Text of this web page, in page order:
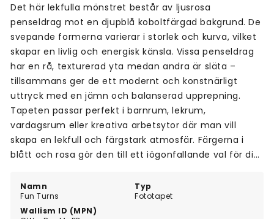
Namn
Fun Turns
Typ
Fototapet
Wallism ID (MPN)
Det här lekfulla mönstret består av ljusrosa
penseldrag mot en djupblå koboltfärgad bakgrund. De
svepande formerna varierar i storlek och kurva, vilket
skapar en livlig och energisk känsla. Vissa penseldrag
har en rå, texturerad yta medan andra är släta –
tillsammans ger de ett modernt och konstnärligt
uttryck med en jämn och balanserad upprepning.
Tapeten passar perfekt i barnrum, lekrum,
vardagsrum eller kreativa arbetsytor där man vill
skapa en lekfull och färgstark atmosfär. Färgerna i
blått och rosa gör den till ett iögonfallande val för dig